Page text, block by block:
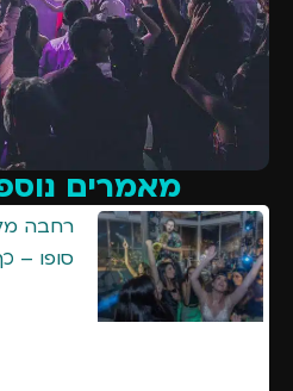
מאמרים
רחבה
סופו –